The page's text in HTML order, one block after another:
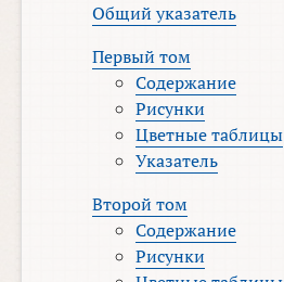
Общий указатель
Первый том
Содержание
Рисунки
Цветные таблицы
Указатель
Второй том
Содержание
Рисунки